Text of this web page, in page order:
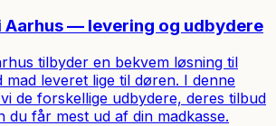
Aarhus — levering og udbydere
tilbyder en bekvem løsning til
mad leveret lige til døren. I denne
de forskellige udbydere, deres tilbud
du får mest ud af din madkasse.